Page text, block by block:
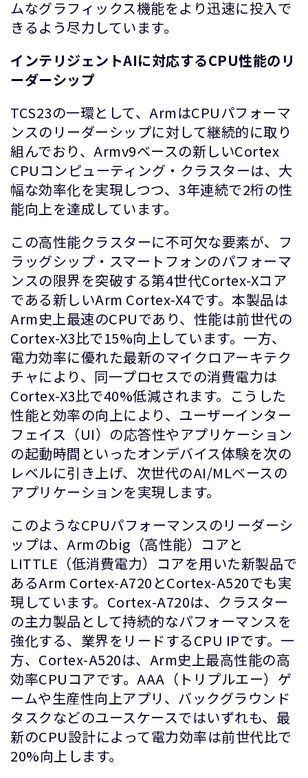
ムなグラフィックス機能をより迅速に投入で
きるよう尽力しています。
インテリジェントAIに対応するCPU性能のリ
ーダーシップ
TCS23の一環として、ArmはCPUパフォーマ
ンスのリーダーシップに対して継続的に取り
組んでおり、Armv9ベースの新しいCortex
CPUコンピューティング・クラスターは、大
幅な効率化を実現しつつ、3年連続で2桁の性
能向上を達成しています。
この高性能クラスターに不可欠な要素が、フ
ラッグシップ・スマートフォンのパフォーマ
ンスの限界を突破する第4世代Cortex-Xコア
である新しいArm Cortex-X4です。本製品は
Arm史上最速のCPUであり、性能は前世代の
Cortex-X3比で15%向上しています。一方、
電力効率に優れた最新のマイクロアーキテク
チャにより、同一プロセスでの消費電力は
Cortex-X3比で40%低減されます。こうした
性能と効率の向上により、ユーザーインター
フェイス（UI）の応答性やアプリケーション
の起動時間といったオンデバイス体験を次の
レベルに引き上げ、次世代のAI/MLベースの
アプリケーションを実現します。
このようなCPUパフォーマンスのリーダーシ
ップは、Armのbig（高性能）コアと
LITTLE（低消費電力）コアを用いた新製品で
あるArm Cortex-A720とCortex-A520でも実
現しています。Cortex-A720は、クラスター
の主力製品として持続的なパフォーマンスを
強化する、業界をリードするCPU IPです。一
方、Cortex-A520は、Arm史上最高性能の高
効率CPUコアです。AAA（トリプルエー）ゲ
ームや生産性向上アプリ、バックグラウンド
タスクなどのユースケースではいずれも、最
新のCPU設計によって電力効率は前世代比で
20%向上します。